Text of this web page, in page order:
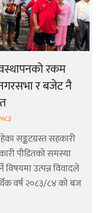
रकम
र बजेट नै
सङ्कटग्रस्त सहकारी
पीडितको समस्या
उत्पन्न विवादले
वर्ष २०८३/८४ को बज